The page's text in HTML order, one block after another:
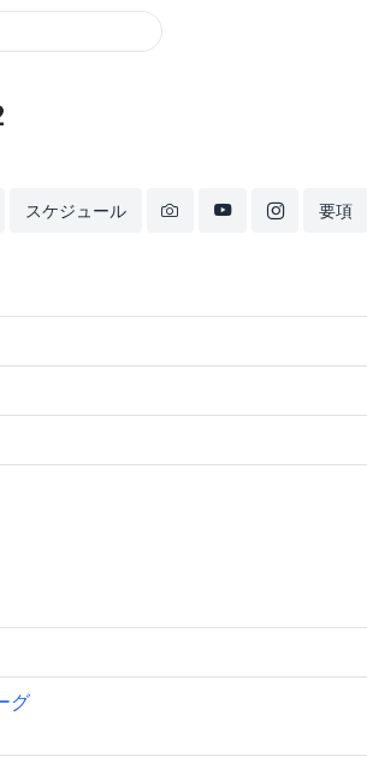
スケジュール 要項
グ